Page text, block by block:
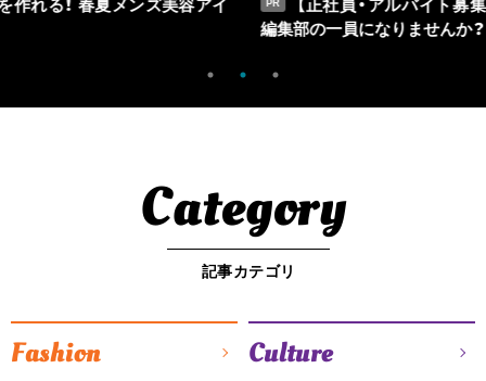
イ PR
【正社員・アルバイト募集】Fine、Fine Online
編集部の一員になりませんか？
PR
Category
記事カテゴリ
Fashion Culture